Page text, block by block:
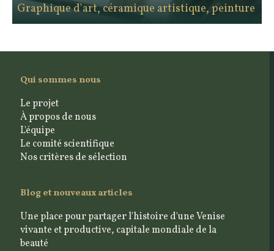
Graphique d'art, céramique artistique, peinture
Qui sommes nous
Le projet
À propos de nous
L'équipe
Le comité scientifique
Nos critères de sélection
Blog et nouveaux articles
Une place pour partager l'histoire d'une Venise
vivante et productive, capitale mondiale de la
beauté